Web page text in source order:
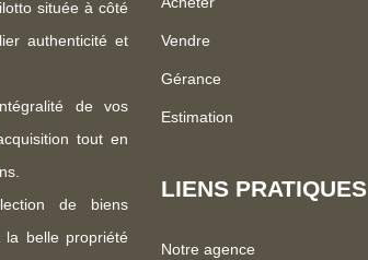
située à côté
authenticité et
de vos
tout en
de biens
la belle propriété
Vendre
Gérance
Estimation
LIENS PRATIQUES
Notre agence